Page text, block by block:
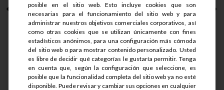
NIPLE MANG. ESCAM.
BR. MACH....
S/.34
S/.25.5
Ver detalle
posible en el sitio web. Esto incluye cookies que son
necesarias para el funcionamiento del sitio web y para
administrar nuestros objetivos comerciales corporativos, así
como otras cookies que se utilizan únicamente con fines
estadísticos anónimos, para una configuración más cómoda
del sitio web o para mostrar contenido personalizado. Usted
es libre de decidir qué categorías le gustaría permitir. Tenga
en cuenta que, según la configuración que seleccione, es
posible que la funcionalidad completa del sitio web ya no esté
disponible. Puede revisar y cambiar sus opciones en cualquier